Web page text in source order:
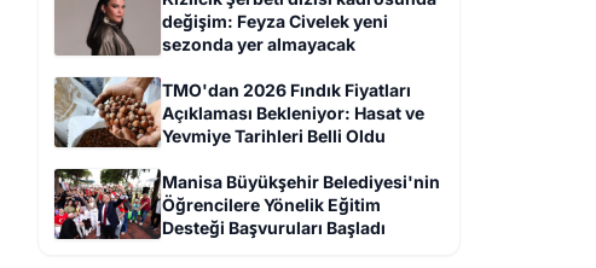
değişim: Feyza Civelek yeni
sezonda yer almayacak
TMO'dan 2026 Fındık Fiyatları
Açıklaması Bekleniyor: Hasat ve
Yevmiye Tarihleri Belli Oldu
Manisa Büyükşehir Belediyesi'nin
Öğrencilere Yönelik Eğitim
Desteği Başvuruları Başladı